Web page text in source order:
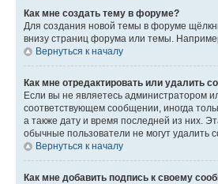
Как мне создать тему в форуме?
Для создания новой темы в форуме
внизу страниц форума или темы.
Вернуться к началу
Как мне отредактировать или удалить
Если вы не являетесь администратором
соответствующем сообщении, иногда
а также дату и время последней из них.
обычные пользователи не могут удалить
Вернуться к началу
Как мне добавить подпись к своему